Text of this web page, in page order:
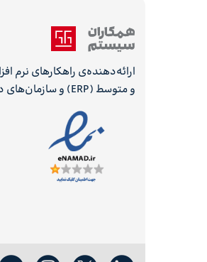
ارائه‌دهنده‌ی راهکارهای نرم
و متوسط (ERP) و سازمان‌های دولتی